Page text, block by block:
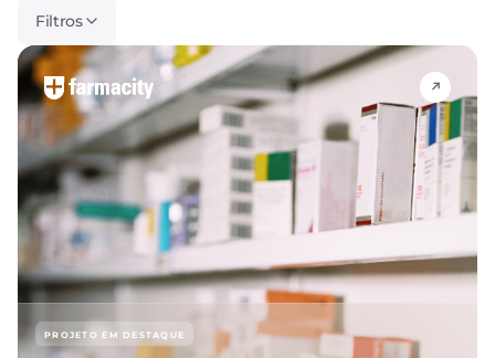
Recente
Filtros
PROJETO EM DESTAQUE